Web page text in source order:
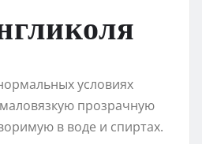
условиях
прозрачную
в воде и спиртах.